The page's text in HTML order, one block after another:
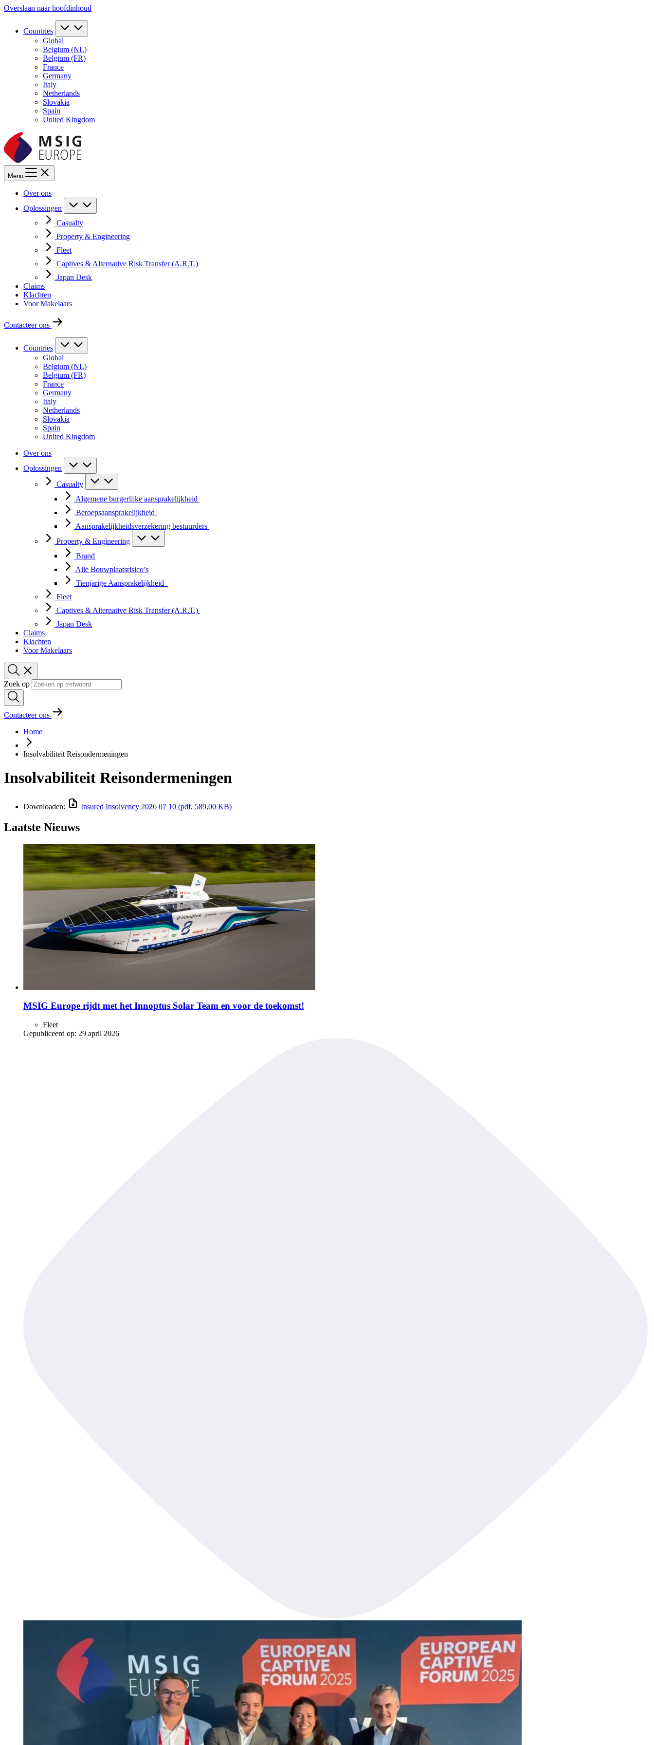
Overslaan naar hoofdinhoud
Countries
Global
Belgium (NL)
Belgium (FR)
France
Germany
Italy
Netherlands
Slovakia
Spain
United Kingdom
Menu
Over ons
Oplossingen
Casualty
Property & Engineering
Fleet
Captives & Alternative Risk Transfer (A.R.T.)
Japan Desk
Claims
Klachten
Voor Makelaars
Contacteer ons
Countries
Global
Belgium (NL)
Belgium (FR)
France
Germany
Italy
Netherlands
Slovakia
Spain
United Kingdom
Over ons
Oplossingen
Casualty
Algemene burgerlijke aansprakelijkheid
Beroepsaansprakelijkheid
Aansprakelijkheidsverzekering bestuurders
Property & Engineering
Brand
Alle Bouwplaatsrisico’s
Tienjarige Aansprakelijkheid
Fleet
Captives & Alternative Risk Transfer (A.R.T.)
Japan Desk
Claims
Klachten
Voor Makelaars
Zoek op
Contacteer ons
Home
Insolvabiliteit Reisondermeningen
Insolvabiliteit Reisondermeningen
Downloaden: Insured Insolvency 2026 07 10 (pdf, 589,00 KB)
Laatste Nieuws
MSIG Europe rijdt met het Innoptus Solar Team en voor de toekomst!
Fleet
Gepubliceerd op: 29 april 2026